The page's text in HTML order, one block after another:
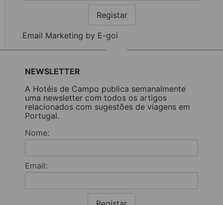
Registar
Email Marketing by E-goi
NEWSLETTER
A Hotéis de Campo publica semanalmente
uma newsletter com todos os artigos
relacionados com sugestões de viagens em
Portugal.
Nome:
Email: